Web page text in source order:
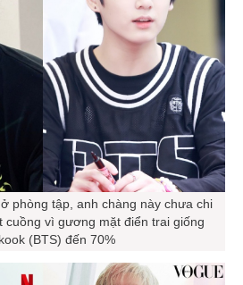
phòng tập, anh chàng này chưa chi
cuồng vì gương mặt điển trai giống
(BTS) đến 70%